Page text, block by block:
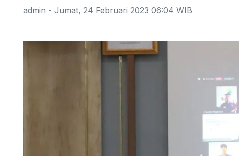
admin - Jumat, 24 Februari 2023 06:04 WIB